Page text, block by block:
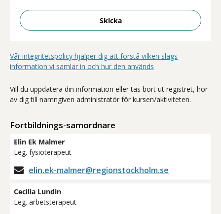
Skicka
Vår integritetspolicy hjälper dig att förstå vilken slags
information vi samlar in och hur den används
Vill du uppdatera din information eller tas bort ut registret, hör
av dig till namngiven administratör för kursen/aktiviteten.
Fortbildnings-samordnare
Elin Ek Malmer
Leg. fysioterapeut
elin.ek-malmer@regionstockholm.se
Cecilia Lundin
Leg. arbetsterapeut